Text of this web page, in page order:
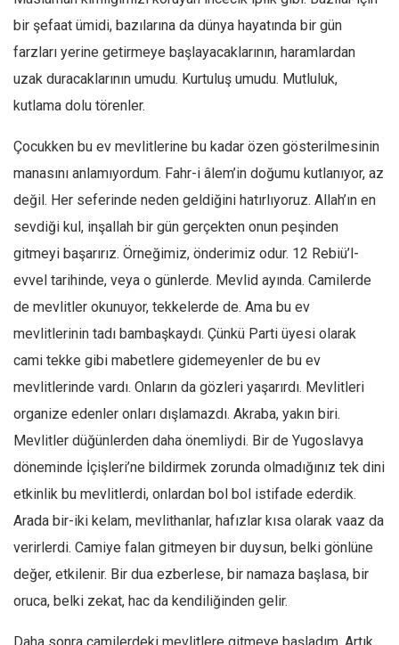
bir şefaat ümidi, bazılarına da dünya hayatında bir gün
farzları yerine getirmeye başlayacaklarının, haramlardan
uzak duracaklarının umudu. Kurtuluş umudu. Mutluluk,
kutlama dolu törenler.
Çocukken bu ev mevlitlerine bu kadar özen gösterilmesinin
manasını anlamıyordum. Fahr-i âlem’in doğumu kutlanıyor, az
değil. Her seferinde neden geldiğini hatırlıyoruz. Allah’ın en
sevdiği kul, inşallah bir gün gerçekten onun peşinden
gitmeyi başarırız. Örneğimiz, önderimiz odur. 12 Rebiü’l-
evvel tarihinde, veya o günlerde. Mevlid ayında. Camilerde
de mevlitler okunuyor, tekkelerde de. Ama bu ev
mevlitlerinin tadı bambaşkaydı. Çünkü Parti üyesi olarak
cami tekke gibi mabetlere gidemeyenler de bu ev
mevlitlerinde vardı. Onların da gözleri yaşarırdı. Mevlitleri
organize edenler onları dışlamazdı. Akraba, yakın biri.
Mevlitler düğünlerden daha önemliydi. Bir de Yugoslavya
döneminde İçişleri’ne bildirmek zorunda olmadığınız tek dini
etkinlik bu mevlitlerdi, onlardan bol bol istifade ederdik.
Arada bir-iki kelam, mevlithanlar, hafızlar kısa olarak vaaz da
verirlerdi. Camiye falan gitmeyen bir duysun, belki gönlüne
değer, etkilenir. Bir dua ezberlese, bir namaza başlasa, bir
oruca, belki zekat, hac da kendiliğinden gelir.